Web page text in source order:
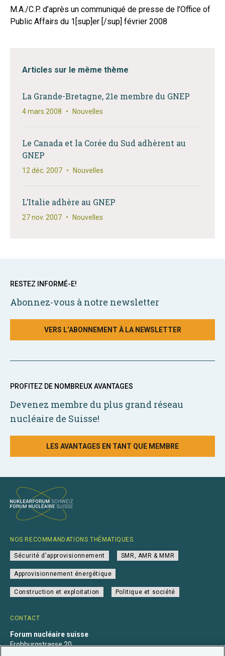
M.A./C.P. d’après un communiqué de presse de l’Office of
Public Affairs du 1[sup]er [/sup] février 2008
Articles sur le même thème
La Grande-Bretagne, 21e membre du GNEP
4 mars 2008 • Nouvelles
Le Canada et la Corée du Sud adhèrent au
GNEP
12 déc. 2007 • Nouvelles
L’Italie adhère au GNEP
27 nov. 2007 • Nouvelles
RESTEZ INFORMÉ-E!
Abonnez-vous à notre newsletter
VERS L’ABONNEMENT À LA NEWSLETTER
PROFITEZ DE NOMBREUX AVANTAGES
Devenez membre du plus grand réseau
nucléaire de Suisse!
LES AVANTAGES EN TANT QUE MEMBRE
CONTACT
Forum nucléaire suisse
Frohburgstrasse 20
NOS RECOMMANDATIONS THÉMATIQUES
Sécurité d’approvisionnement SMR, AMR & MMR
Approvisionnement énergétique
Construction et exploitation Politique et société